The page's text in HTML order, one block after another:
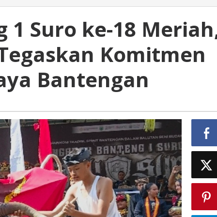
1 Suro ke-18
Komitmen
Bantengan